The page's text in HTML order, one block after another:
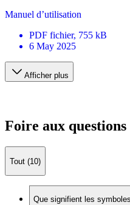
Manuel d’utilisation
PDF fichier, 755 kB
6 May 2025
Afficher plus
Foire aux questions
Tout (10)
Que signifient les